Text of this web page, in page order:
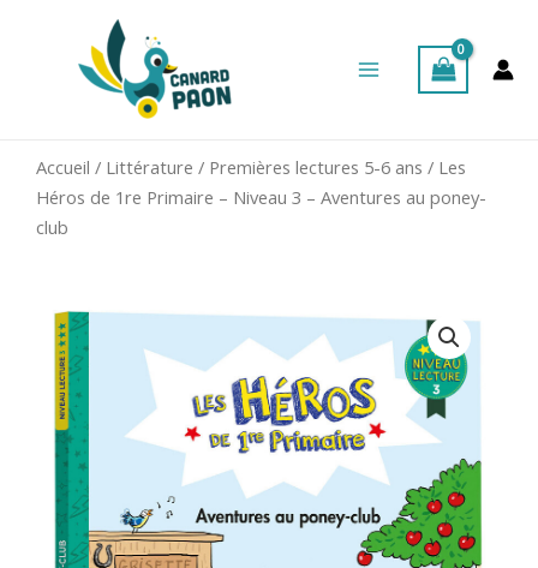
Menu
Accueil / Littérature / Premières lectures 5-6 ans / Les
Héros de 1re Primaire – Niveau 3 – Aventures au poney-
club